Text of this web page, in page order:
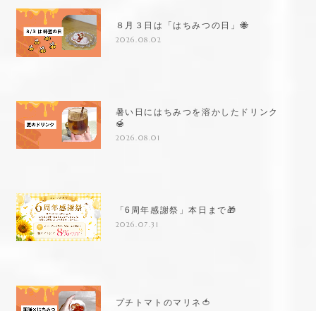
８月３日は「はちみつの日」🐝
2026.08.02
暑い日にはちみつを溶かしたドリンク
🍯
2026.08.01
「6周年感謝祭」本日まで🎁
2026.07.31
プチトマトのマリネ🍅